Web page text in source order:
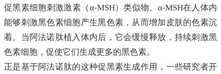
促黑素细胞刺激激素（α-MSH）类似物。α-MSH在人体内
能够刺激黑色素细胞产生黑色素，从而增加皮肤的色素沉
着。当阿法诺肽植入体内后，它会缓慢释放，持续刺激黑
色素细胞，促使它们生成更多的黑色素。
正是基于阿法诺肽的这种促黑素生成作用，一些研究者开